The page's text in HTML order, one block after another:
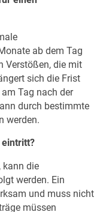
ab dem Tag
Verstößen, die mit
sich die Frist
Tag nach der
durch bestimmte
werden.
eintritt?
kann die
werden. Ein
und muss nicht
müssen